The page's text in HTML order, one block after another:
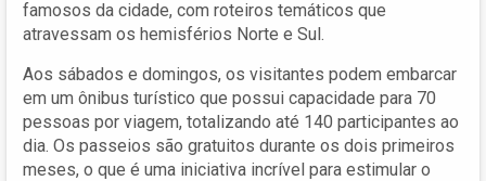
famosos da cidade, com roteiros temáticos que
atravessam os hemisférios Norte e Sul.
Aos sábados e domingos, os visitantes podem embarcar
em um ônibus turístico que possui capacidade para 70
pessoas por viagem, totalizando até 140 participantes ao
dia. Os passeios são gratuitos durante os dois primeiros
meses, o que é uma iniciativa incrível para estimular o